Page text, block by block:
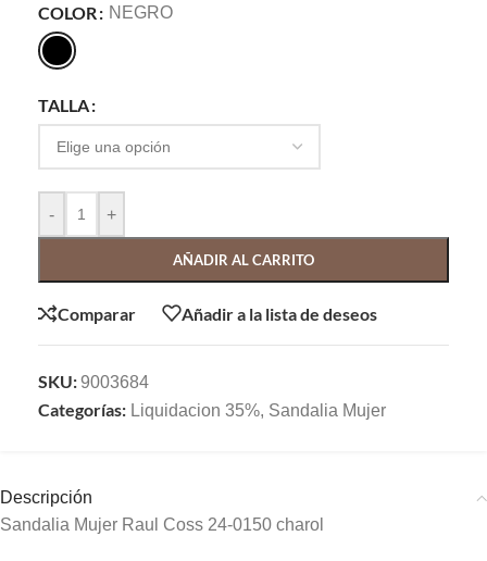
COLOR NEGRO
TALLA
- +
AÑADIR AL CARRITO
Comparar Añadir a la lista de deseos
SKU:9003684
Categorías: Liquidacion 35%, Sandalia Mujer
Descripción
Sandalia Mujer Raul Coss 24-0150 charol